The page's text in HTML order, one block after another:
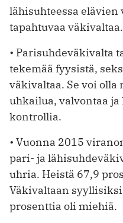
lähisuhteessa elävien
tapahtuvaa väkivaltaa.
• Parisuhdeväkivalta
tekemää fyysistä,
väkivaltaa. Se voi olla
uhkailua, valvontaa
kontrollia.
• Vuonna 2015
pari- ja
uhria. Heistä 67,9
Väkivaltaan
prosenttia oli miehiä.